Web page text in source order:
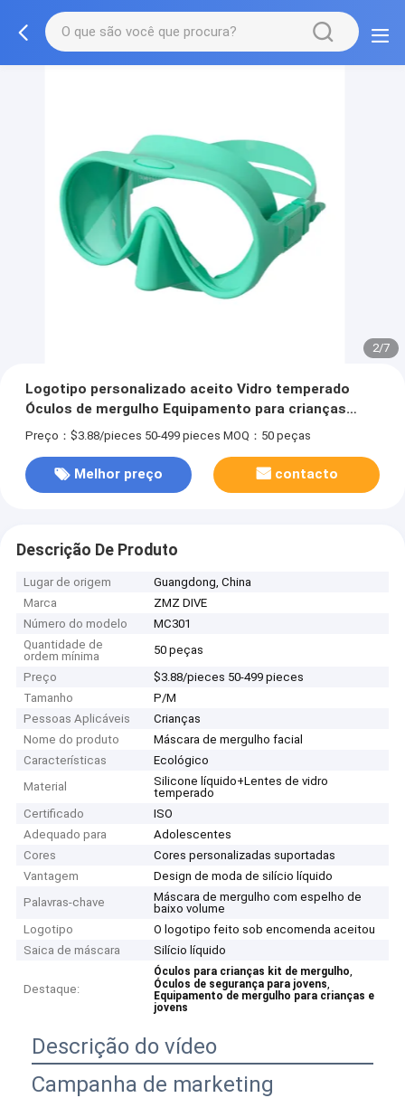
3/7
Logotipo personalizado aceito Vidro temperado
Óculos de mergulho Equipamento para crianças
Mergulho e mergulho
Preço：$3.88/pieces 50-499 pieces MOQ：50 peças
Melhor preço contacto
Descrição De Produto
Lugar de origem
Guangdong, China
Marca
ZMZ DIVE
Número do modelo
MC301
Quantidade de
ordem mínima
50 peças
Preço
$3.88/pieces 50-499 pieces
Tamanho
P/M
Pessoas Aplicáveis
Crianças
Nome do produto
Máscara de mergulho facial
Características
Ecológico
Material
Silicone líquido+Lentes de vidro
temperado
Certificado
ISO
Adequado para
Adolescentes
Cores
Cores personalizadas suportadas
Vantagem
Design de moda de silício líquido
Palavras-chave
Máscara de mergulho com espelho de
baixo volume
Logotipo
O logotipo feito sob encomenda aceitou
Saica de máscara
Silício líquido
Destaque:
Óculos para crianças kit de mergulho,
Óculos de segurança para jovens,
Equipamento de mergulho para crianças e
jovens
Descrição do vídeo
Campanha de marketing